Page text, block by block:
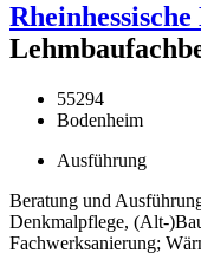
55294
Bodenheim
Ausführung
Beratung und
Denkmalpflege, (Alt-
Fachwerksanierung;